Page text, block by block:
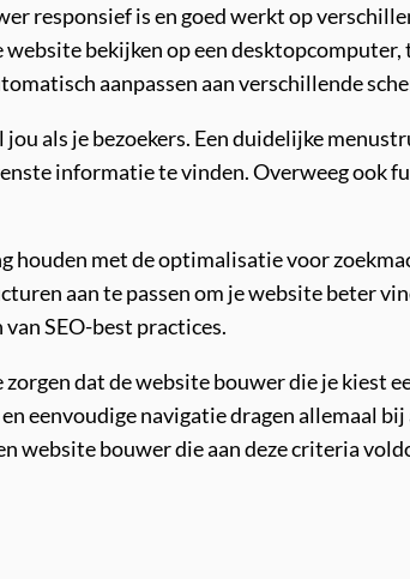
responsief is en goed werkt op
bekijken op een
aanpassen aan verschillende
als je bezoekers. Een duidelijke
informatie te vinden. Overweeg ook
houden met de optimalisatie voor
aan te passen om je website beter
SEO-best practices.
dat de website bouwer die je kiest
eenvoudige navigatie dragen allemaal
website bouwer die aan deze criteria